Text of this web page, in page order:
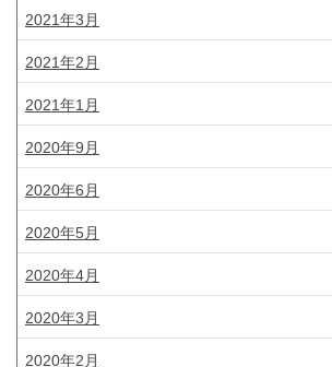
2021年3月
2021年2月
2021年1月
2020年9月
2020年6月
2020年5月
2020年4月
2020年3月
2020年2月